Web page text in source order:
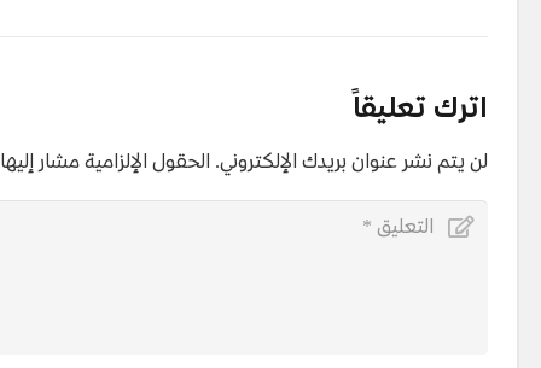
اترك تعليقاً
لن يتم نشر عنوان بريدك الإلكتروني. الحقول الإلزامية مشار